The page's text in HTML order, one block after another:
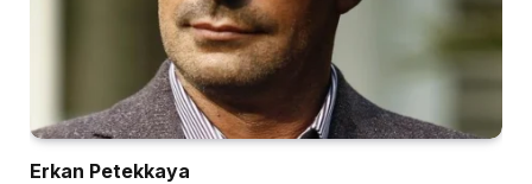
Erkan Petekkaya